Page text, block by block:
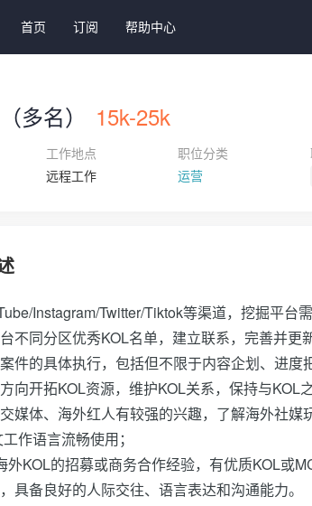
首页 订阅 帮助中心
多名） 15k-25k
工作地点
远程工作
职位分类
运营
Instagram/Twitter/Tiktok等渠道，挖掘平台
不同分区优秀KOL名单，建立联系，完善并更
件的具体执行，包括但不限于内容企划、进度
向开拓KOL资源，维护KOL关系，保持与KOL
媒体、海外红人有较强的兴趣，了解海外社媒
作语言流畅使用；
外KOL的招募或商务合作经验，有优质KOL或
具备良好的人际交往、语言表达和沟通能力。